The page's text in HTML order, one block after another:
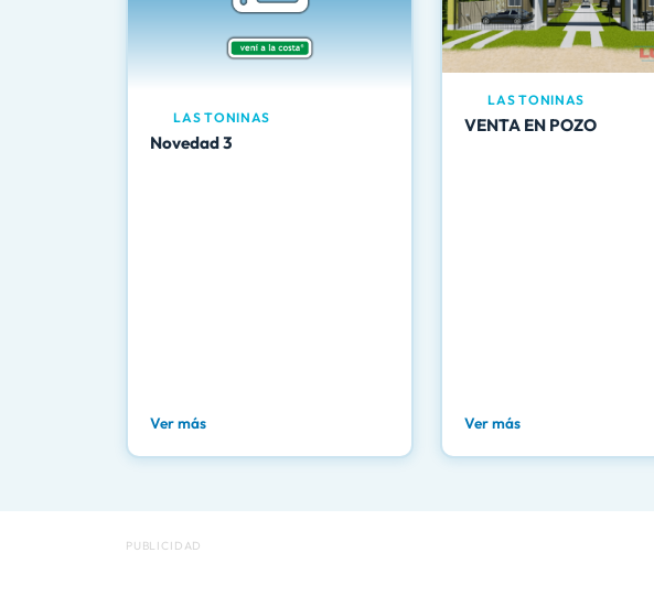
LAS TONINAS
Novedad 3
Ver más
LAS TONINAS
VENTA EN POZO
Ver más
PUBLICIDAD